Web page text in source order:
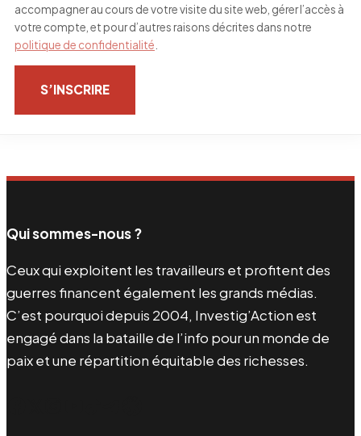
accompagner au cours de votre visite du site web, gérer l’accès à
votre compte, et pour d’autres raisons décrites dans notre
politique de confidentialité.
S’INSCRIRE
Qui sommes-nous ?
Ceux qui exploitent les travailleurs et profitent des
guerres financent également les grands médias.
C’est pourquoi depuis 2004, Investig’Action est
engagé dans la bataille de l’info pour un monde de
paix et une répartition équitable des richesses.